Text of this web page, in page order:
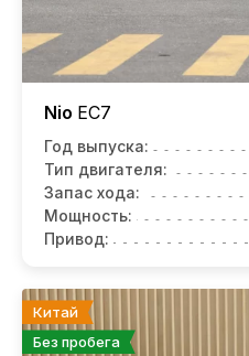
Nio EC7
Год выпуска:
Тип двигателя:
Запас хода:
Мощность:
Привод:
Китай
Без пробега